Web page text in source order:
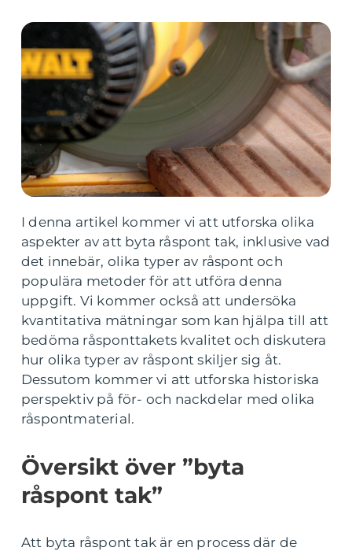
I denna artikel kommer vi att utforska olika
aspekter av att byta råspont tak, inklusive vad
det innebär, olika typer av råspont och
populära metoder för att utföra denna
uppgift. Vi kommer också att undersöka
kvantitativa mätningar som kan hjälpa till att
bedöma råsponttakets kvalitet och diskutera
hur olika typer av råspont skiljer sig åt.
Dessutom kommer vi att utforska historiska
perspektiv på för- och nackdelar med olika
råspontmaterial.
Översikt över ”byta
råspont tak”
Att byta råspont tak är en process där de